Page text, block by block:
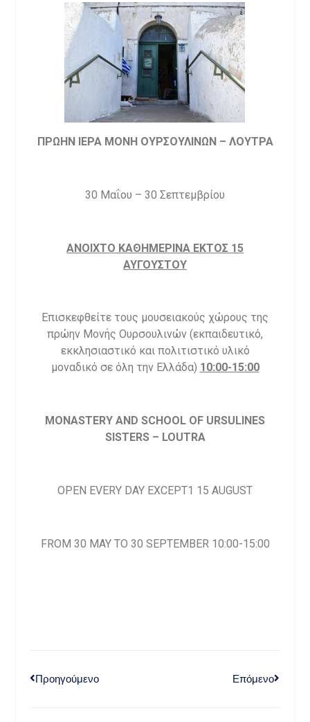
ΠΡΩΗΝ ΙΕΡΑ ΜΟΝΗ ΟΥΡΣΟΥΛΙΝΩΝ – ΛΟΥΤΡΑ
30 Μαΐου – 30 Σεπτεμβρίου
ΑΝΟΙΧΤΟ ΚΑΘΗΜΕΡΙΝΑ ΕΚΤΟΣ 15
ΑΥΓΟΥΣΤΟΥ
Επισκεφθείτε τους μουσειακούς χώρους της
πρώην Μονής Ουρσουλινών (εκπαιδευτικό,
εκκλησιαστικό και πολιτιστικό υλικό
μοναδικό σε όλη την Ελλάδα) 10:00-15:00
MONASTERY AND SCHOOL OF URSULINES
SISTERS – LOUTRA
OPEN EVERY DAY EXCEPT1 15 AUGUST
FROM 30 MAY TO 30 SEPTEMBER 10:00-15:00
Προηγούμενο Επόμενο